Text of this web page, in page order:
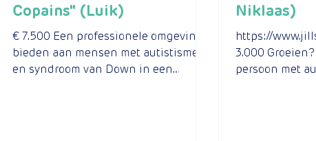
Copains" (Luik)
€ 7.500 Een professionele omgeving
bieden aan mensen met autistisme
en syndroom van Down in een
Niklaas)
https://
3.000
persoon met